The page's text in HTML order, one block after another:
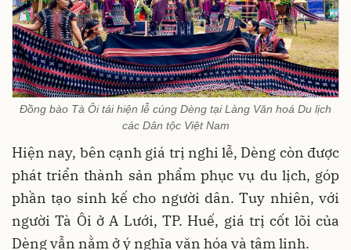
Đồng bào Tà Ôi tái hiện lễ cúng Dèng tại Làng Văn hoá Du lịch
các Dân tộc Việt Nam
Hiện nay, bên cạnh giá trị nghi lễ, Dèng còn được
phát triển thành sản phẩm phục vụ du lịch, góp
phần tạo sinh kế cho người dân. Tuy nhiên, với
người Tà Ôi ở A Lưới, TP. Huế, giá trị cốt lõi của
Dèng vẫn nằm ở ý nghĩa văn hóa và tâm linh.